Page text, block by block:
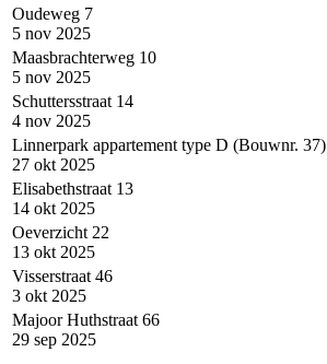
Oudeweg 7
5 nov 2025
Maasbrachterweg 10
5 nov 2025
Schuttersstraat 14
4 nov 2025
Linnerpark appartement type D (Bouwnr. 37)
27 okt 2025
Elisabethstraat 13
14 okt 2025
Oeverzicht 22
13 okt 2025
Visserstraat 46
3 okt 2025
Majoor Huthstraat 66
29 sep 2025